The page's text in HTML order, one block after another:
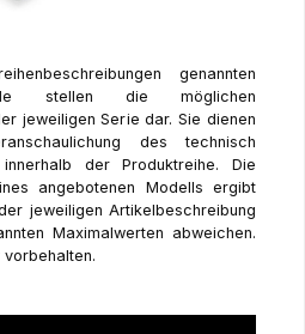
genannten
stellen die möglichen
jeweiligen Serie dar. Sie dienen
des technisch
der Produktreihe. Die
angebotenen Modells ergibt
jeweiligen Artikelbeschreibung
Maximalwerten abweichen.
vorbehalten.